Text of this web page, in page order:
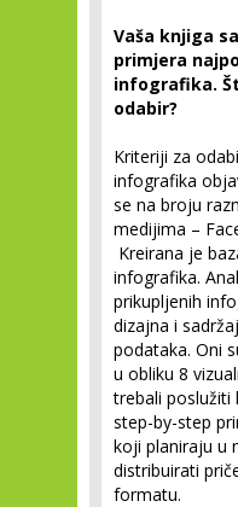
Vaša knjiga
primjera
infografika.
odabir?
Kriteriji za
infografika
se na broju
medijima –
Kreirana je
infografika.
prikupljenih
dizajna i
podataka. Oni
u obliku 8
trebali poslužiti
step-by-step
koji planiraju u
distribuirati
formatu.